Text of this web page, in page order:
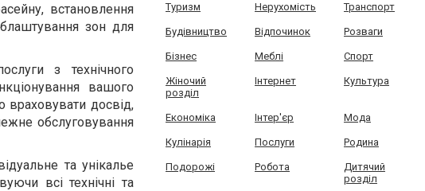
встановлення
зон для
з технічного
вашого
досвід,
обслуговування
та унікалье
всі технічні та
Туризм Нерухомість Транспорт
Будівництво Відпочинок Розваги
Бізнес Меблі Спорт
Жіночий
розділ
Інтернет Культура
Економіка Інтер'єр Мода
Кулінарія Послуги Родина
Подорожі Робота
Дитячий
розділ